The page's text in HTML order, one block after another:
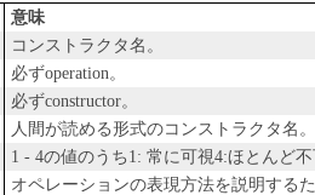
意味
コンストラクタ名。
必ずoperation。
必ずconstructor。
人間が読める形式のコンストラクタ名。
1 - 4の値のうち1: 常に可視4:ほとんど
オペレーションの表現方法を説明する